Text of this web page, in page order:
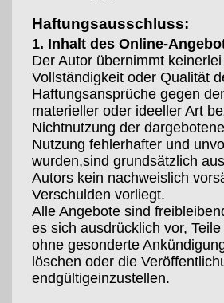
Haftungsausschluss:
1. Inhalt des Online-
Der Autor übernimmt
Vollständigkeit oder Qualität
Haftungsansprüche gegen
materieller oder ideeller Art
Nichtnutzung der
Nutzung fehlerhafter und
wurden,sind grundsätzlich
Autors kein nachweislich
Verschulden vorliegt.
Alle Angebote sind
es sich ausdrücklich vor,
ohne gesonderte
löschen oder die
endgültigeinzustellen.